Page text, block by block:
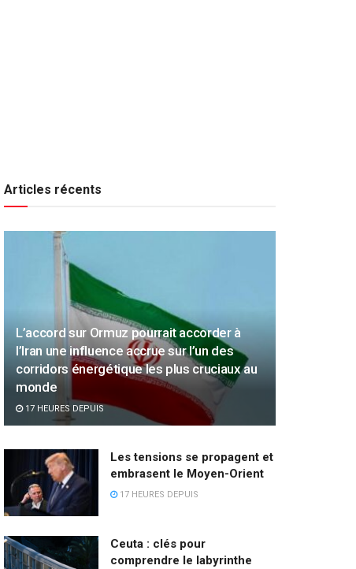
Articles récents
L’accord sur Ormuz pourrait accorder à
l’Iran une influence accrue sur l’un des
corridors énergétique les plus cruciaux au
monde
17 HEURES DEPUIS
Les tensions se propagent et
embrasent le Moyen-Orient
17 HEURES DEPUIS
Ceuta : clés pour
comprendre le labyrinthe